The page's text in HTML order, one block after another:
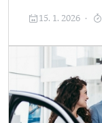
15. 1. 2026